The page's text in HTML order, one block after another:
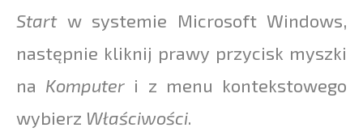
Startw systemie Microsoft Windows,
następnie kliknij prawy przycisk myszki
na Komputer i z menu kontekstowego
wybierz Właściwości.